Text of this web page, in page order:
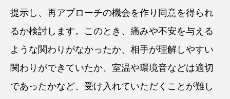
提示し、再アプローチの機会を作り同意を得られ
るか検討します。このとき、痛みや不安を与える
ような関わりがなかったか、相手が理解しやすい
関わりができていたか、室温や環境音などは適切
であったかなど、受け入れていただくことが難し